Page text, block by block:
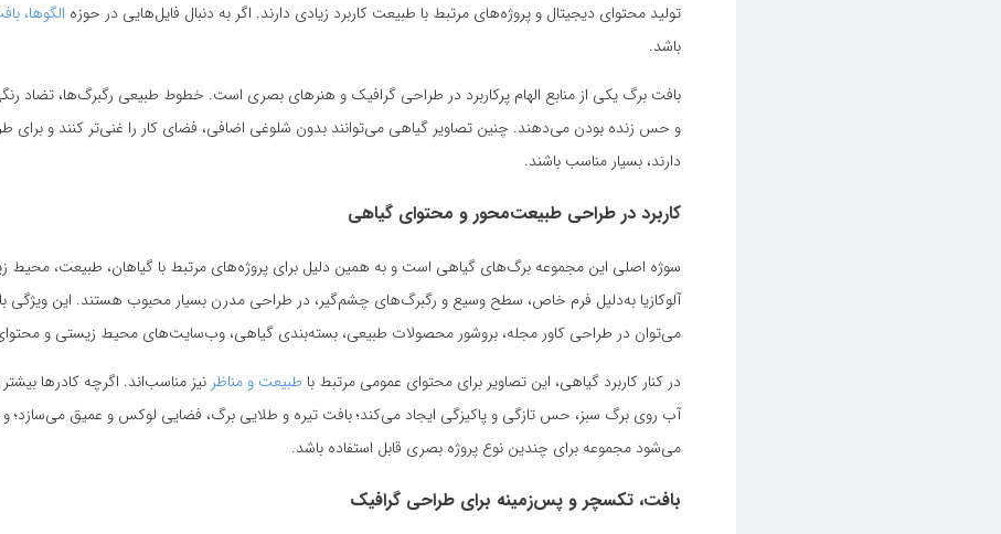
تولید محتوای دیجیتال و پروژه‌های مرتبط با طبیعت کاربرد زیادی دارند. اگر به دنبال فایل‌هایی در حوزه الگوها،
باشد.
بافت برگ یکی از منابع الهام پرکاربرد در طراحی گرافیک و هنرهای بصری است. خطوط طبیعی رگبرگ‌ها،
و حس زنده بودن می‌دهند. چنین تصاویر گیاهی می‌توانند بدون شلوغی اضافی، فضای کار را غنی‌تر کنند و
دارند، بسیار مناسب باشند.
کاربرد در طراحی طبیعت‌محور و محتوای گیاهی
سوژه اصلی این مجموعه برگ‌های گیاهی است و به همین دلیل برای پروژه‌های مرتبط با گیاهان، طبیعت، محیط
آلوکازیا به‌دلیل فرم خاص، سطح وسیع و رگبرگ‌های چشم‌گیر، در طراحی مدرن بسیار محبوب هستند. این ویژگی
می‌توان در طراحی کاور مجله، بروشور محصولات طبیعی، بسته‌بندی گیاهی، وب‌سایت‌های محیط زیستی و
در کنار کاربرد گیاهی، این تصاویر برای محتوای عمومی مرتبط با طبیعت و مناظر نیز مناسب‌اند. اگرچه کادرها
آب روی برگ سبز، حس تازگی و پاکیزگی ایجاد می‌کند؛ بافت تیره و طلایی برگ، فضایی لوکس و عمیق می‌سازد؛
می‌شود مجموعه برای چندین نوع پروژه بصری قابل استفاده باشد.
بافت، تکسچر و پس‌زمینه برای طراحی گرافیک